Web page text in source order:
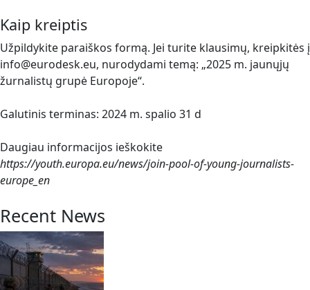
Kaip kreiptis
Užpildykite paraiškos formą. Jei turite klausimų, kreipkitės į
info@eurodesk.eu, nurodydami temą: „2025 m. jaunųjų
žurnalistų grupė Europoje“.
Galutinis terminas: 2024 m. spalio 31 d
Daugiau informacijos ieškokite
https://youth.europa.eu/news/join-pool-of-young-journalists-
europe_en
Recent News